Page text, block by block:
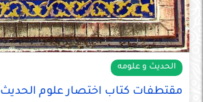
الحديث و علومه
مقتطفات كتاب اختصار علوم الحديث 10